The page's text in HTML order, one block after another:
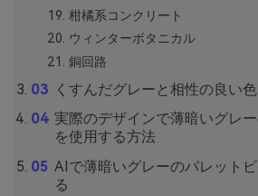
柑橘系コンクリート
ウィンターボタニカル
銅回路
くすんだグレーと相性の良い色
実際のデザインで薄暗いグレ
を使用する方法
AIで薄暗いグレーのパレット
る